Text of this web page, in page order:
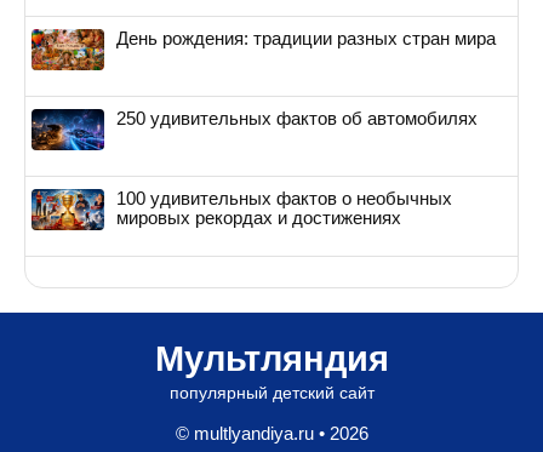
День рождения: традиции разных стран мира
250 удивительных фактов об автомобилях
100 удивительных фактов о необычных
мировых рекордах и достижениях
Мультляндия
популярный детский сайт
© multlyandiya.ru • 2026